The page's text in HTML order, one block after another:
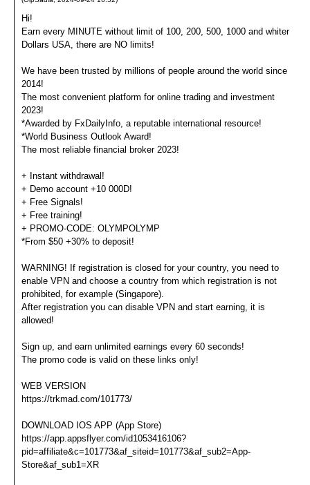
Hi!
Earn every MINUTE without limit of 100, 200, 500, 1000 and whiter
Dollars USA, there are NO limits!
We have been trusted by millions of people around the world since
2014!
The most convenient platform for online trading and investment
2023!
*Awarded by FxDailyInfo, a reputable international resource!
*World Business Outlook Award!
The most reliable financial broker 2023!
+ Instant withdrawal!
+ Demo account +10 000D!
+ Free Signals!
+ Free training!
+ PROMO-CODE: OLYMPOLYMP
*From $50 +30% to deposit!
WARNING! If registration is closed for your country, you need to
enable VPN and choose a country from which registration is not
prohibited, for example (Singapore).
After registration you can disable VPN and start earning, it is
allowed!
Sign up, and earn unlimited earnings every 60 seconds!
The promo code is valid on these links only!
WEB VERSION
https://trkmad.com/101773/
DOWNLOAD IOS APP (App Store)
https://app.appsflyer.com/id1053416106?
pid=affiliate&c=101773&af_siteid=101773&af_sub2=App-
Store&af_sub1=XR